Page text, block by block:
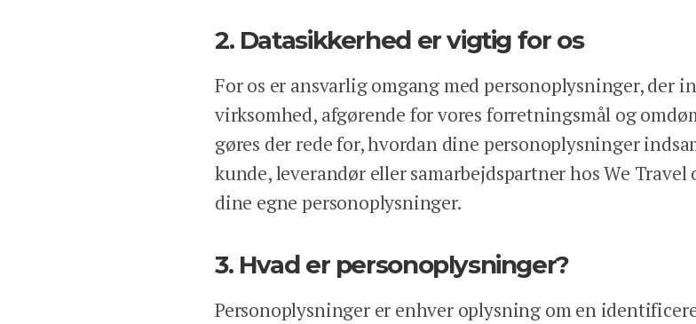
2. Datasikkerhed er vigtig for os
For os er ansvarlig omgang med personoplysninger, der
virksomhed, afgørende for vores forretningsmål og
gøres der rede for, hvordan dine personoplysninger
kunde, leverandør eller samarbejdspartner hos We
dine egne personoplysninger.
3. Hvad er personoplysninger?
Personoplysninger er enhver oplysning om en